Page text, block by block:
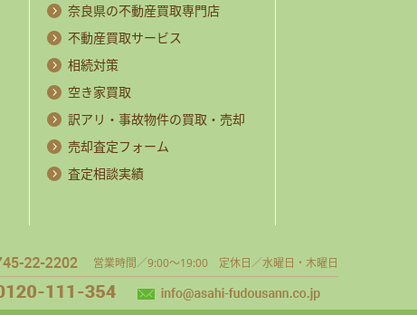
奈良県の不動産買取専門店
不動産買取サービス
相続対策
空き家買取
訳アリ・事故物件の買取・売却
売却査定フォーム
査定相談実績
営業時間／9:00～19:00 定休日／水曜日・木曜日